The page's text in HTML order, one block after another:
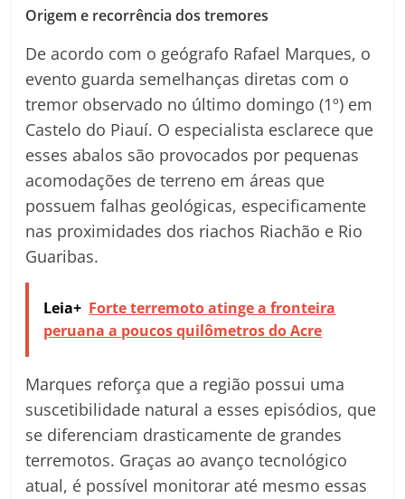
Origem e recorrência dos tremores
De acordo com o geógrafo Rafael Marques, o
evento guarda semelhanças diretas com o
tremor observado no último domingo (1º) em
Castelo do Piauí. O especialista esclarece que
esses abalos são provocados por pequenas
acomodações de terreno em áreas que
possuem falhas geológicas, especificamente
nas proximidades dos riachos Riachão e Rio
Guaribas.
Leia+ Forte terremoto atinge a fronteira
peruana a poucos quilômetros do Acre
Marques reforça que a região possui uma
suscetibilidade natural a esses episódios, que
se diferenciam drasticamente de grandes
terremotos. Graças ao avanço tecnológico
atual, é possível monitorar até mesmo essas